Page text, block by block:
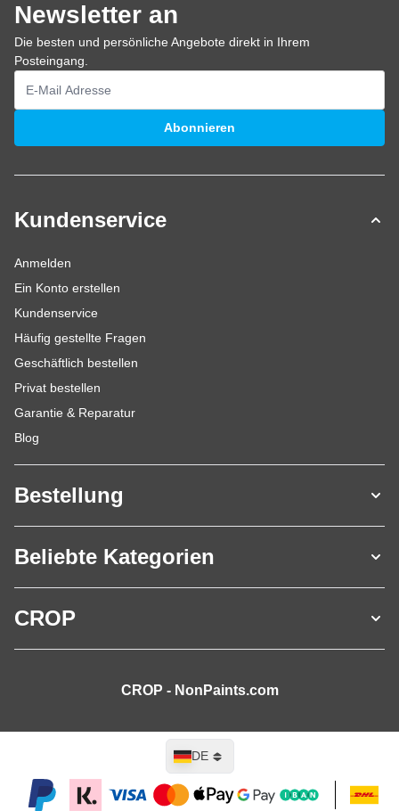
Newsletter an
Die besten und persönliche Angebote direkt in Ihrem
Posteingang.
E-Mailadresse
Abonnieren
Kundenservice
Anmelden
Ein Konto erstellen
Kundenservice
Häufig gestellte Fragen
Geschäftlich bestellen
Privat bestellen
Garantie & Reparatur
Blog
Bestellung
Beliebte Kategorien
CROP
CROP - NonPaints.com
Sprache
DE